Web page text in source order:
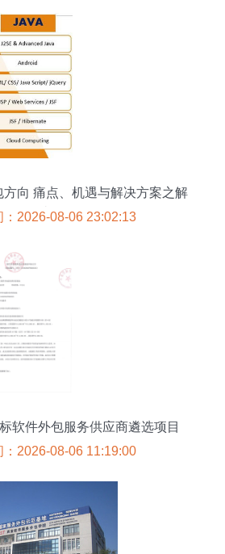
向 痛点、机遇与解决方案之解
读
：2026-08-06 23:02:13
软件外包服务供应商遴选项目
：2026-08-06 11:19:00